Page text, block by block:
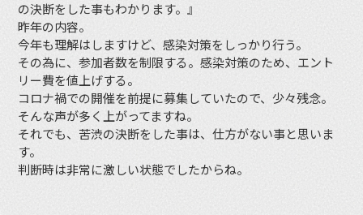
の決断をした事もわかります。』
昨年の内容。
今年も理解はしますけど、感染対策をしっかり行う。
その為に、参加者数を制限する。感染対策のため、エント
リー費を値上げする。
コロナ禍での開催を前提に募集していたので、少々残念。
そんな声が多く上がってますね。
それでも、苦渋の決断をした事は、仕方がない事と思いま
す。
判断時は非常に激しい状態でしたからね。